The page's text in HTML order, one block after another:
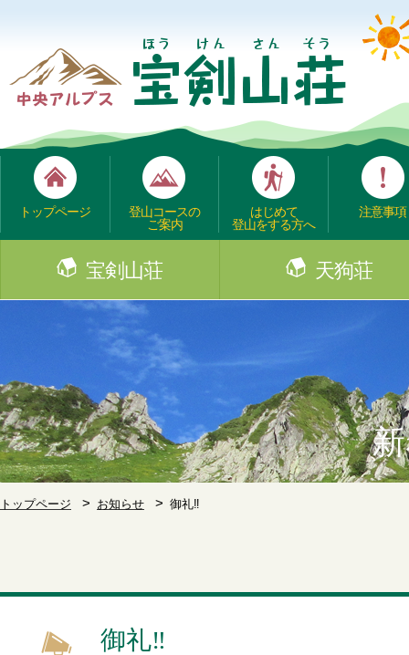
トップページ
登山コースの
ご案内
はじめて
登山をする方へ
注意事項
宝剣山荘 天狗荘
トップページ お知らせ 御礼‼
御礼‼